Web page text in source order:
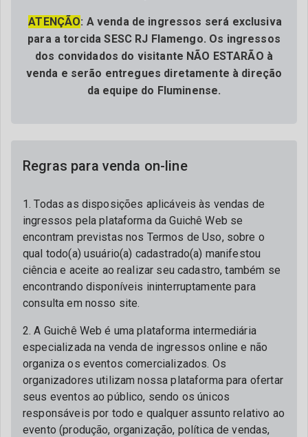
ATENÇÃO: A venda de ingressos será exclusiva
para a torcida SESC RJ Flamengo. Os ingressos
dos convidados do visitante NÃO ESTARÃO à
venda e serão entregues diretamente à direção
da equipe do Fluminense.
Regras para venda on-line
1. Todas as disposições aplicáveis às vendas de
ingressos pela plataforma da Guichê Web se
encontram previstas nos Termos de Uso, sobre o
qual todo(a) usuário(a) cadastrado(a) manifestou
ciência e aceite ao realizar seu cadastro, também se
encontrando disponíveis ininterruptamente para
consulta em nosso site.
2. A Guichê Web é uma plataforma intermediária
especializada na venda de ingressos online e não
organiza os eventos comercializados. Os
organizadores utilizam nossa plataforma para ofertar
seus eventos ao público, sendo os únicos
responsáveis por todo e qualquer assunto relativo ao
evento (produção, organização, política de vendas,